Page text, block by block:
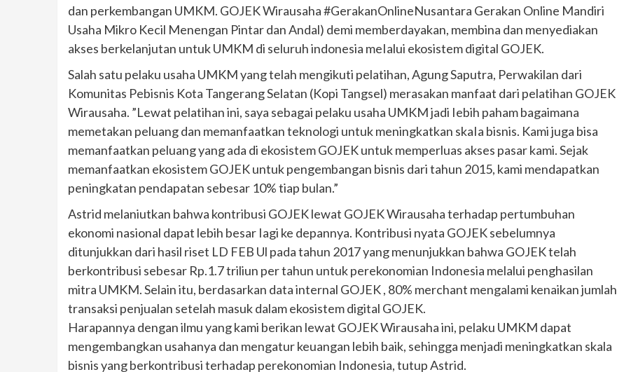
dan perkembangan UMKM. GOJEK Wirausaha #GerakanOnlineNusantara Gerakan Online Mandiri
Usaha Mikro Kecil Menengan Pintar dan Andal) demi memberdayakan, membina dan menyediakan
akses berkelanjutan untuk UMKM di seluruh indonesia meIalui ekosistem digital GOJEK.
Salah satu pelaku usaha UMKM yang telah mengikuti pelatihan, Agung Saputra, Perwakilan dari
Komunitas Pebisnis Kota Tangerang Selatan (Kopi Tangsel) merasakan manfaat dari pelatihan GOJEK
Wirausaha. ”Lewat pelatihan ini, saya sebagai pelaku usaha UMKM jadi Iebih paham bagaimana
memetakan peluang dan memanfaatkan teknologi untuk meningkatkan skaIa bisnis. Kami juga bisa
memanfaatkan peluang yang ada di ekosistem GOJEK untuk memperluas akses pasar kami. Sejak
memanfaatkan ekosistem GOJEK untuk pengembangan bisnis dari tahun 2015, kami mendapatkan
peningkatan pendapatan sebesar 10% tiap bulan.”
Astrid melaniutkan bahwa kontribusi GOJEK lewat GOJEK Wirausaha terhadap pertumbuhan
ekonomi nasional dapat lebih besar Iagi ke depannya. Kontribusi nyata GOJEK sebelumnya
ditunjukkan dari hasil riset LD FEB Ul pada tahun 2017 yang menunjukkan bahwa GOJEK telah
berkontribusi sebesar Rp.1.7 triliun per tahun untuk perekonomian Indonesia melalui penghasilan
mitra UMKM. Selain itu, berdasarkan data internal GOJEK , 80% merchant mengalami kenaikan jumlah
transaksi penjualan setelah masuk dalam ekosistem digital GOJEK.
Harapannya dengan ilmu yang kami berikan lewat GOJEK Wirausaha ini, pelaku UMKM dapat
mengembangkan usahanya dan mengatur keuangan lebih baik, sehingga menjadi meningkatkan skala
bisnis yang berkontribusi terhadap perekonomian Indonesia, tutup Astrid.
Otomotif
Ducati Collezione 100 Debut di
Mugello, Usung 10 Desain Bersejarah
Ducati semakin istimewa dengan peluncuran
Collezione 100, sebuah koleksi motor edisi
terbatas yang mengangkat kembali sejumlah